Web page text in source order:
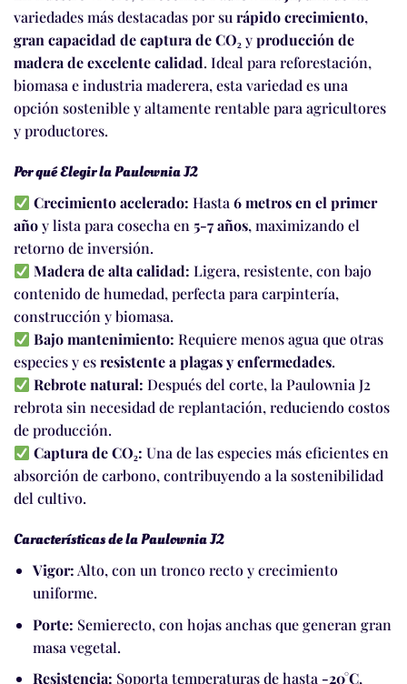
variedades más destacadas por surápido crecimiento,
gran capacidad de captura de CO₂yproducción de
madera de excelente calidad. Ideal para reforestación,
biomasa e industria maderera, esta variedad es una
opción sostenible y altamente rentable para agricultores
y productores.
Por qué Elegir la Paulownia J2
Crecimiento acelerado: Hasta6 metros en el primer
añoy lista para cosecha en 5-7 años, maximizando el
retorno de inversión.
Madera de alta calidad: Ligera, resistente, con bajo
contenido de humedad, perfecta para carpintería,
construcción y biomasa.
Bajo mantenimiento: Requiere menos agua que otras
especies y esresistente a plagas y enfermedades.
Rebrote natural: Después del corte, la Paulownia J2
rebrota sin necesidad de replantación, reduciendo costos
de producción.
Captura de CO₂: Una de las especies más eficientes en
absorción de carbono, contribuyendo a la sostenibilidad
del cultivo.
Características de la Paulownia J2
Vigor: Alto, con un tronco recto y crecimiento
uniforme.
Porte: Semierecto, con hojas anchas que generan gran
masa vegetal.
Resistencia: Soporta temperaturas de hasta -20°C,